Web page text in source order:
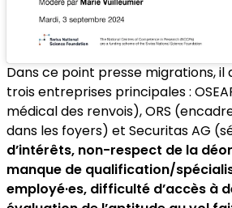
Dans ce point presse migrations, il
trois entreprises principales :
médical des renvois), ORS
dans les foyers) et Securitas AG
d’intérêts, non-respect de la
manque de qualification/
employé·es, difficulté d’accès à